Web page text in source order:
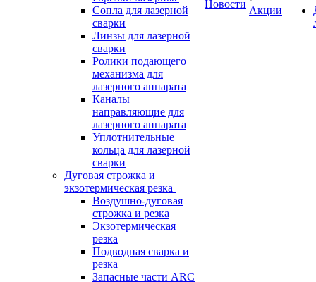
Сопла для лазерной
сварки
Линзы для лазерной
сварки
Ролики подающего
механизма для
лазерного аппарата
Каналы
направляющие для
лазерного аппарата
Уплотнительные
кольца для лазерной
сварки
Дуговая строжка и
экзотермическая резка
Воздушно-дуговая
строжка и резка
Экзотермическая
резка
Подводная сварка и
резка
Запасные части ARC
Новости
Акции